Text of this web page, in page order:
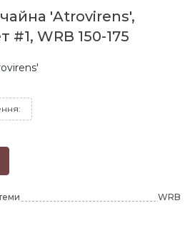
'Atrovirens',
#1, WRB 150-175
WRB